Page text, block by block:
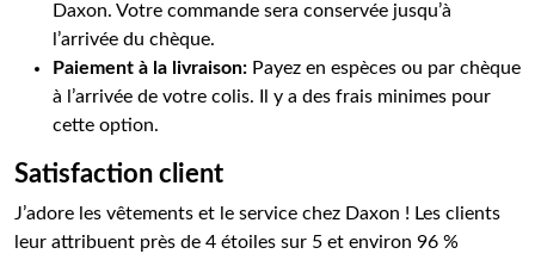
Daxon. Votre commande sera conservée jusqu’à
l’arrivée du chèque.
Paiement à la livraison: Payez en espèces ou par chèque
à l’arrivée de votre colis. Il y a des frais minimes pour
cette option.
Satisfaction client
J’adore les vêtements et le service chez Daxon ! Les clients
leur attribuent près de 4 étoiles sur 5 et environ 96 %